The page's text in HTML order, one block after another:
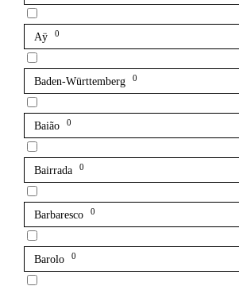
Aÿ 0
Baden-Württemberg 0
Baião 0
Bairrada 0
Barbaresco 0
Barolo 0